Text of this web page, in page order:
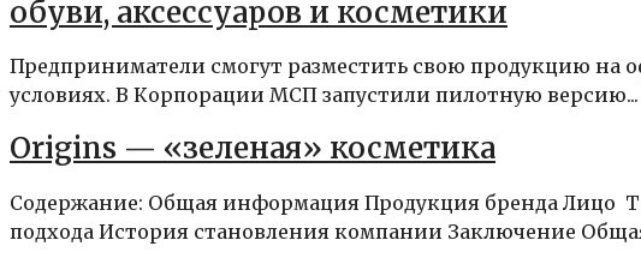
обуви, аксессуаров и косметики
Предприниматели смогут разместить свою продукцию на
условиях. В Корпорации МСП запустили пилотную версию...
Origins — «зеленая» косметика
Содержание: Общая информация Продукция бренда Лицо
подхода История становления компании Заключение